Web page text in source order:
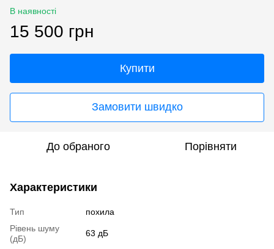
В наявності
15 500 грн
Купити
Замовити швидко
До обраного Порівняти
Характеристики
Тип
похила
Рівень шуму
(дБ)
63 дБ